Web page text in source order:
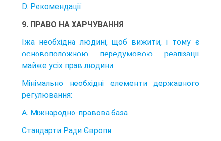
D. Рекомендації
9. ПРАВО НА ХАРЧУВАННЯ
Їжа необхідна людині, щоб вижити, і тому є
основоположною передумовою реалізації
майже усіх прав людини.
Мінімально необхідні елементи державного
регулювання:
А. Міжнародно-правова база
Стандарти Ради Європи